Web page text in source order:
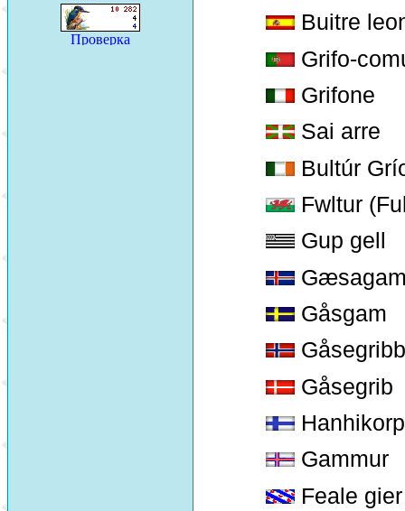
Buitre
Grifo-
Grifone
Sai arre
Bultúr
Fwltur
Gup gell
Gåsgam
Gåsegribb
Gåsegrib
Gammur
Feale gier